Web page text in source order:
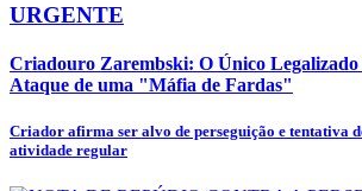
URGENTE
Criadouro Zarembski: O Único Legalizado
Ataque de uma "Máfia de Fardas"
Criador afirma ser alvo de perseguição e tentativa
atividade regular